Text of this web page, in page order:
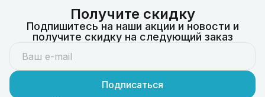
Получите скидку
Подпишитесь на наши акции и новости и
получите скидку на следующий заказ
Подписаться